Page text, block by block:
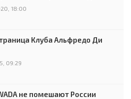
18:00
Клуба Альфредо Ди
09:29
не помешают России